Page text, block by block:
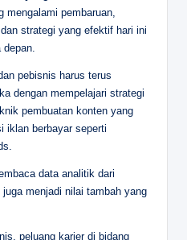
pembaruan,
strategi yang efektif hari ini
pebisnis harus terus
dengan mempelajari strategi
pembuatan konten yang
iklan berbayar seperti
data analitik dari
menjadi nilai tambah yang
peluang karier di bidang